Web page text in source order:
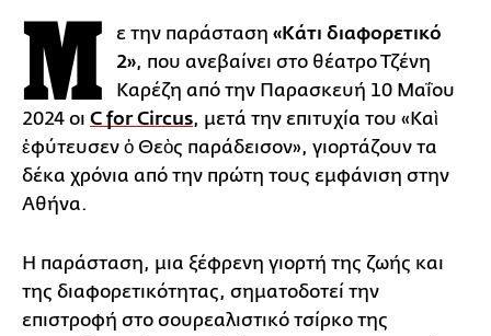
Μ ε την παράσταση «Κάτι διαφορετικό
2», που ανεβαίνει στο θέατρο Τζένη
Καρέζη από την Παρασκευή 10 Μαΐου
2024 οι C for Circus, μετά την επιτυχία του «Καὶ
ἐφύτευσεν ὁ Θεὸς παράδεισον», γιορτάζουν τα
δέκα χρόνια από την πρώτη τους εμφάνιση στην
Αθήνα.
Η παράσταση, μια ξέφρενη γιορτή της ζωής και
της διαφορετικότητας, σηματοδοτεί την
επιστροφή στο σουρεαλιστικό τσίρκο της